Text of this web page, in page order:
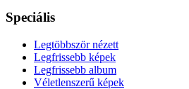
Speciális
Legtöbbször nézett
Legfrissebb képek
Legfrissebb album
Véletlenszerű képek